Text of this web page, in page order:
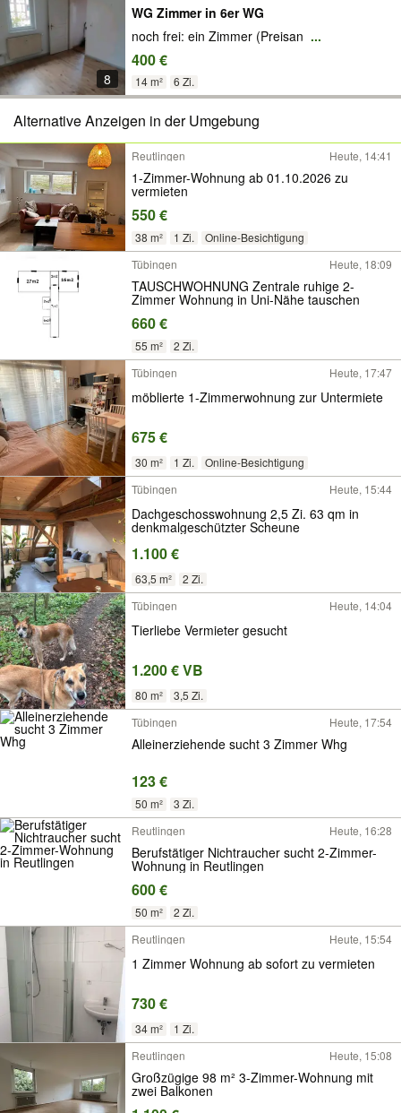
8
WG Zimmer in 6er WG
noch frei: ein Zimmer (Preisan ...
400 €
14 m² 6 Zi.
Alternative Anzeigen in der Umgebung
Reutlingen Heute, 14:41
1-Zimmer-Wohnung ab 01.10.2026 zu
vermieten
550 €
38 m² 1 Zi.
Online-Besichtigung
Tübingen
Heute, 18:09
TAUSCHWOHNUNG Zentrale ruhige 2-
Zimmer Wohnung in Uni-Nähe tauschen
660 €
55 m²
2 Zi.
Tübingen
Heute, 17:47
möblierte 1-Zimmerwohnung zur Untermiete
675 €
30 m² 1 Zi.
Online-Besichtigung
Tübingen
Heute, 15:44
Dachgeschosswohnung 2,5 Zi. 63 qm in
denkmalgeschützter Scheune
1.100 €
63,5 m²
2 Zi.
Tübingen
Heute, 14:04
Tierliebe Vermieter gesucht
1.200 € VB
80 m²
3,5 Zi.
Tübingen
Heute, 17:54
Alleinerziehende sucht 3 Zimmer Whg
123 €
50 m²
3 Zi.
Reutlingen
Heute, 16:28
Berufstätiger Nichtraucher sucht 2-Zimmer-
Wohnung in Reutlingen
600 €
50 m²
2 Zi.
Reutlingen
Heute, 15:54
1 Zimmer Wohnung ab sofort zu vermieten
730 €
34 m²
1 Zi.
Reutlingen
Heute, 15:08
Großzügige 98 m² 3-Zimmer-Wohnung mit
zwei Balkonen